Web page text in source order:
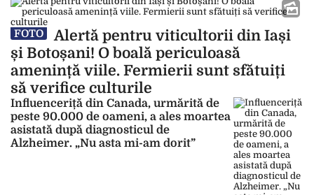
FOTO
Alertă pentru viticultorii din Iași
și Botoșani! O boală periculoasă
amenință viile. Fermierii sunt sfătuiți
să verifice culturile
Influenceriță din Canada, urmărită de
peste 90.000 de oameni, a ales moartea
asistată după diagnosticul de
Alzheimer. „Nu asta mi-am dorit”